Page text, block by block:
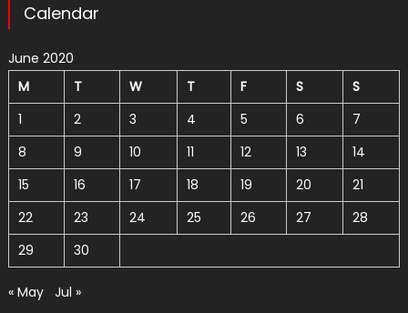
Calendar
June 2020
M
T W T F S
S
1
2 3 4 5 6
7
8
9 10 11 12 13
14
15
16 17 18 19 20
21
22
23 24 25 26 27
28
29
30
« May Jul »